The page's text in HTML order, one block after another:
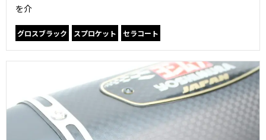
を介
グロスブラック スプロケット セラコート